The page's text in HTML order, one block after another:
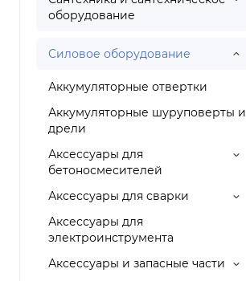
оборудование
Силовое оборудование
Аккумуляторные отвертки
Аккумуляторные шуруповерты и
дрели
Аксессуары для
бетоносмесителей
Аксессуары для сварки
Аксессуары для
электроинструмента
Аксессуары и запасные части